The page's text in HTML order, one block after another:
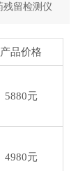
残留检测仪
产品价格
5880元
4980元